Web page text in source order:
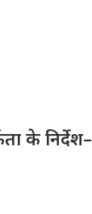
के निर्देश–